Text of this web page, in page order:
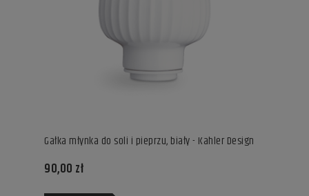
Gałka młynka do soli i pieprzu, biały - Kahler Design
90,00 zł